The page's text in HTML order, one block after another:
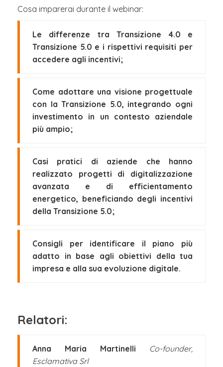
Cosa imparerai durante il webinar:
Le differenze tra Transizione 4.0 e
Transizione 5.0 e i rispettivi requisiti per
accedere agli incentivi;
Come adottare una visione progettuale
con la Transizione 5.0, integrando ogni
investimento in un contesto aziendale
più ampio;
Casi pratici di aziende che hanno
realizzato progetti di digitalizzazione
avanzata e di efficientamento
energetico, beneficiando degli incentivi
della Transizione 5.0;
Consigli per identificare il piano più
adatto in base agli obiettivi della tua
impresa e alla sua evoluzione digitale.
Relatori:
Anna Maria Martinelli
Co-founder,
Esclamativa Srl